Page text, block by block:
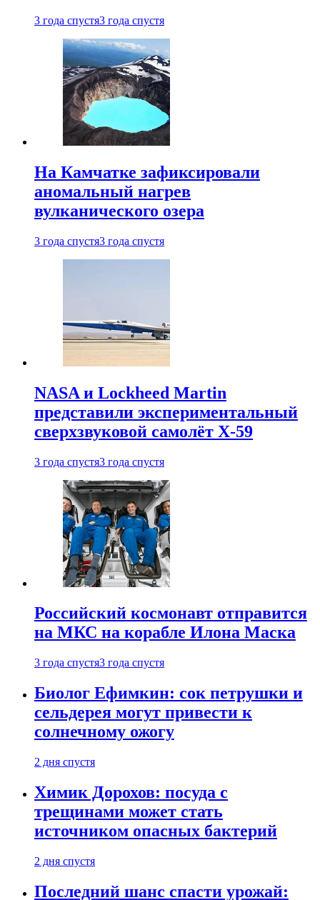
3 года спустя3 года спустя
На Камчатке зафиксировали
аномальный нагрев
вулканического озера
3 года спустя3 года спустя
NASA и Lockheed Martin
представили экспериментальный
сверхзвуковой самолёт X-59
3 года спустя3 года спустя
Российский космонавт отправится
на МКС на корабле Илона Маска
3 года спустя3 года спустя
Биолог Ефимкин: сок петрушки и
сельдерея могут привести к
солнечному ожогу
2 дня спустя
Химик Дорохов: посуда с
трещинами может стать
источником опасных бактерий
2 дня спустя
Последний шанс спасти урожай: